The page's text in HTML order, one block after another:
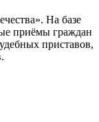
На базе
приёмы граждан
приставов,